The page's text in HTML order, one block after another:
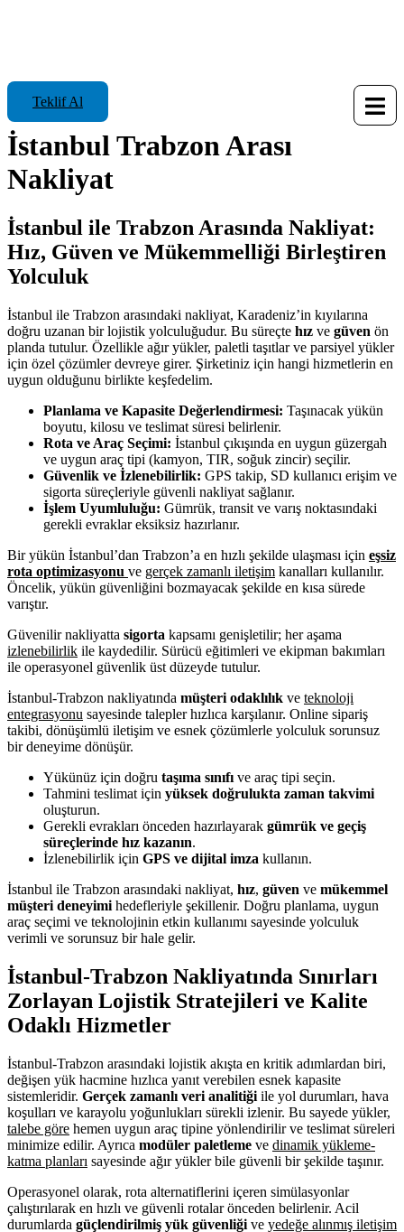
Teklif Al
İstanbul Trabzon Arası
Nakliyat
İstanbul ile Trabzon Arasında Nakliyat:
Hız, Güven ve Mükemmelliği Birleştiren
Yolculuk
İstanbul ile Trabzon arasındaki nakliyat, Karadeniz’in kıyılarına
doğru uzanan bir lojistik yolculuğudur. Bu süreçte hız ve güven ön
planda tutulur. Özellikle ağır yükler, paletli taşıtlar ve parsiyel yükler
için özel çözümler devreye girer. Şirketiniz için hangi hizmetlerin en
uygun olduğunu birlikte keşfedelim.
Planlama ve Kapasite Değerlendirmesi: Taşınacak yükün
boyutu, kilosu ve teslimat süresi belirlenir.
Rota ve Araç Seçimi: İstanbul çıkışında en uygun güzergah
ve uygun araç tipi (kamyon, TIR, soğuk zincir) seçilir.
Güvenlik ve İzlenebilirlik: GPS takip, SD kullanıcı erişim ve
sigorta süreçleriyle güvenli nakliyat sağlanır.
İşlem Uyumluluğu: Gümrük, transit ve varış noktasındaki
gerekli evraklar eksiksiz hazırlanır.
Bir yükün İstanbul’dan Trabzon’a en hızlı şekilde ulaşması için eşsiz
rota optimizasyonu ve gerçek zamanlı iletişim kanalları kullanılır.
Öncelik, yükün güvenliğini bozmayacak şekilde en kısa sürede
varıştır.
Güvenilir nakliyatta sigorta kapsamı genişletilir; her aşama
izlenebilirlik ile kaydedilir. Sürücü eğitimleri ve ekipman bakımları
ile operasyonel güvenlik üst düzeyde tutulur.
İstanbul-Trabzon nakliyatında müşteri odaklılık ve teknoloji
entegrasyonu sayesinde talepler hızlıca karşılanır. Online sipariş
takibi, dönüşümlü iletişim ve esnek çözümlerle yolculuk sorunsuz
bir deneyime dönüşür.
Yükünüz için doğru taşıma sınıfı ve araç tipi seçin.
Tahmini teslimat için yüksek doğrulukta zaman takvimi
oluşturun.
Gerekli evrakları önceden hazırlayarak gümrük ve geçiş
süreçlerinde hız kazanın.
İzlenebilirlik için GPS ve dijital imza kullanın.
İstanbul ile Trabzon arasındaki nakliyat, hız, güven ve mükemmel
müşteri deneyimi hedefleriyle şekillenir. Doğru planlama, uygun
araç seçimi ve teknolojinin etkin kullanımı sayesinde yolculuk
verimli ve sorunsuz bir hale gelir.
İstanbul-Trabzon Nakliyatında Sınırları
Zorlayan Lojistik Stratejileri ve Kalite
Odaklı Hizmetler
İstanbul-Trabzon arasındaki lojistik akışta en kritik adımlardan biri,
değişen yük hacmine hızlıca yanıt verebilen esnek kapasite
sistemleridir. Gerçek zamanlı veri analitiği ile yol durumları, hava
koşulları ve karayolu yoğunlukları sürekli izlenir. Bu sayede yükler,
talebe göre hemen uygun araç tipine yönlendirilir ve teslimat süreleri
minimize edilir. Ayrıca modüler paletleme ve dinamik yükleme-
katma planları sayesinde ağır yükler bile güvenli bir şekilde taşınır.
Operasyonel olarak, rota alternatiflerini içeren simülasyonlar
çalıştırılarak en hızlı ve güvenli rotalar önceden belirlenir. Acil
durumlarda güçlendirilmiş yük güvenliği ve yedeğe alınmış iletişim